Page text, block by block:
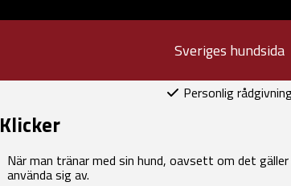
Sveriges hundsida
Personlig
Klicker
När man tränar med sin hund, oavsett om det
använda sig av.